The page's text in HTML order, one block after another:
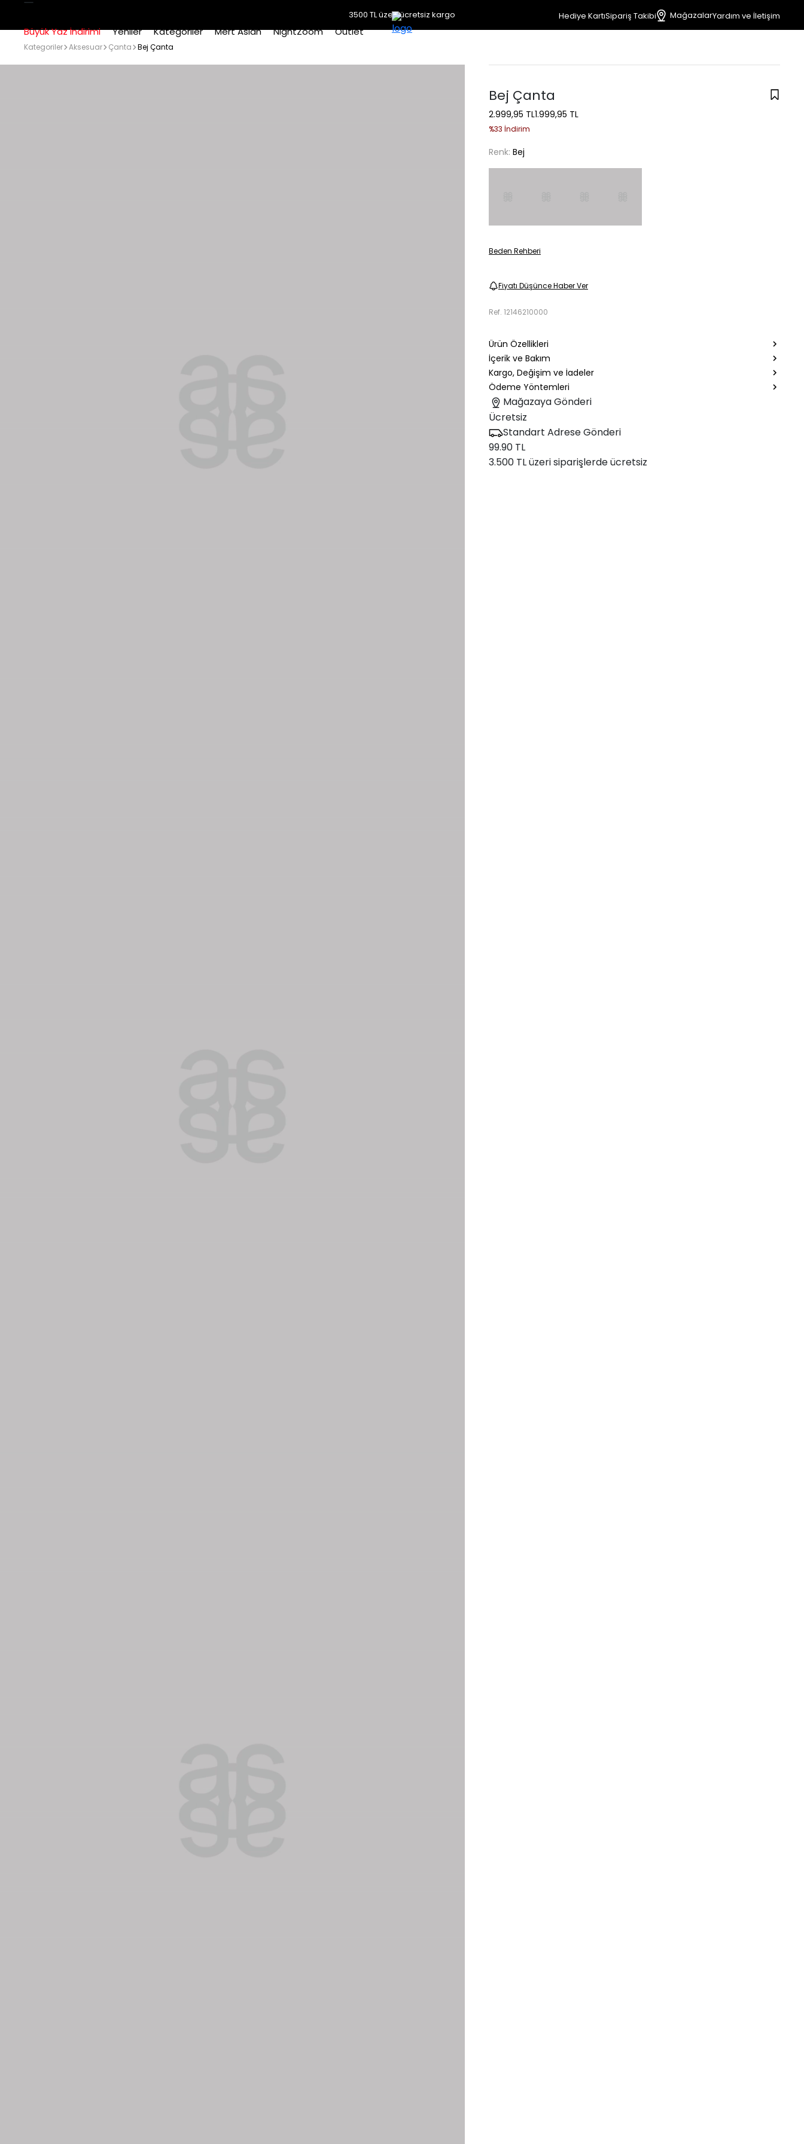
3500 TL üzeri ücretsiz kargo Hediye KartıSipariş Takibi MağazalarYardım ve İletişim
Büyük Yaz İndirimi Yeniler Kategoriler Mert Aslan NightZoom Outlet
Kategoriler Aksesuar Çanta Bej Çanta
Bej Çanta
2.999,95 TL1.999,95 TL
%33 İndirim
Renk: Bej
Beden Rehberi
Fiyatı Düşünce Haber Ver
Ref. 12146210000
Ürün Özellikleri
İçerik ve Bakım
Kargo, Değişim ve İadeler
Ödeme Yöntemleri
Mağazaya Gönderi
Ücretsiz
Standart Adrese Gönderi
99.90 TL
3.500 TL üzeri siparişlerde ücretsiz